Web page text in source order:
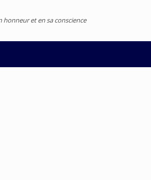
honneur et en sa conscience